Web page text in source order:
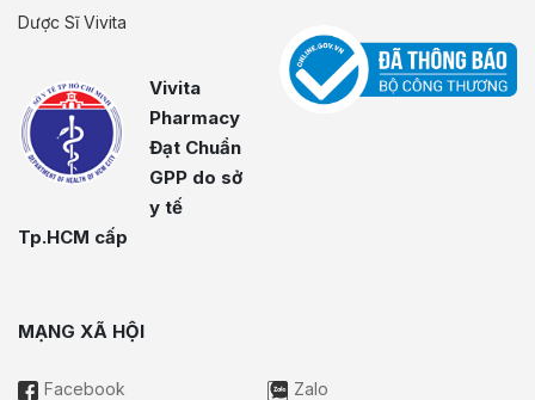
Dược Sĩ Vivita
Vivita
Pharmacy
Đạt Chuẩn
GPP do sở
y tế
Tp.HCM cấp
MẠNG XÃ HỘI
Facebook Zalo